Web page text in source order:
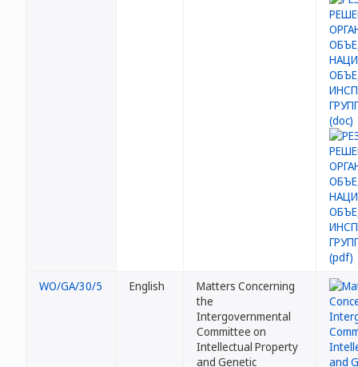
WO/GA/30/5 English
Matters Concerning
the
Intergovernmental
Committee on
Intellectual Property
and Genetic